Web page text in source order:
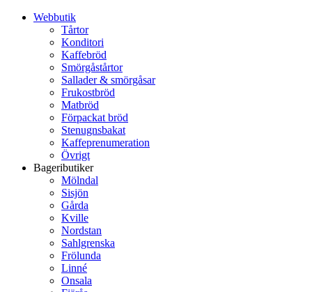
Webbutik
Tårtor
Konditori
Kaffebröd
Smörgåstårtor
Sallader & smörgåsar
Frukostbröd
Matbröd
Förpackat bröd
Stenugnsbakat
Kaffeprenumeration
Övrigt
Bageributiker
Mölndal
Sisjön
Gårda
Kville
Nordstan
Sahlgrenska
Frölunda
Linné
Onsala